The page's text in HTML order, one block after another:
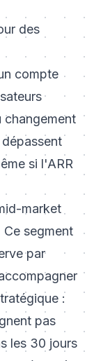
des
compte
changement
si l'ARR
market
segment
par
:
pas
les 30 jours